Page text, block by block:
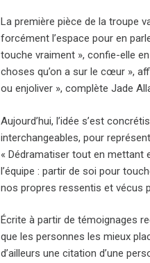
La première pièce de la troupe
forcément l’espace pour en
touche vraiment », confie-elle
choses qu’on a sur le cœur »,
ou enjoliver », complète Jade
Aujourd’hui, l’idée s’est
interchangeables, pour
« Dédramatiser tout en mettant
l’équipe : partir de soi pour
nos propres ressentis et vécus
Écrite à partir de témoignages
que les personnes les mieux
d’ailleurs une citation d’une